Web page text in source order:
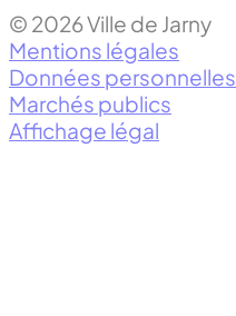
© 2026 Ville de Jarny
Mentions légales
Données personnelles
Marchés publics
Affichage légal